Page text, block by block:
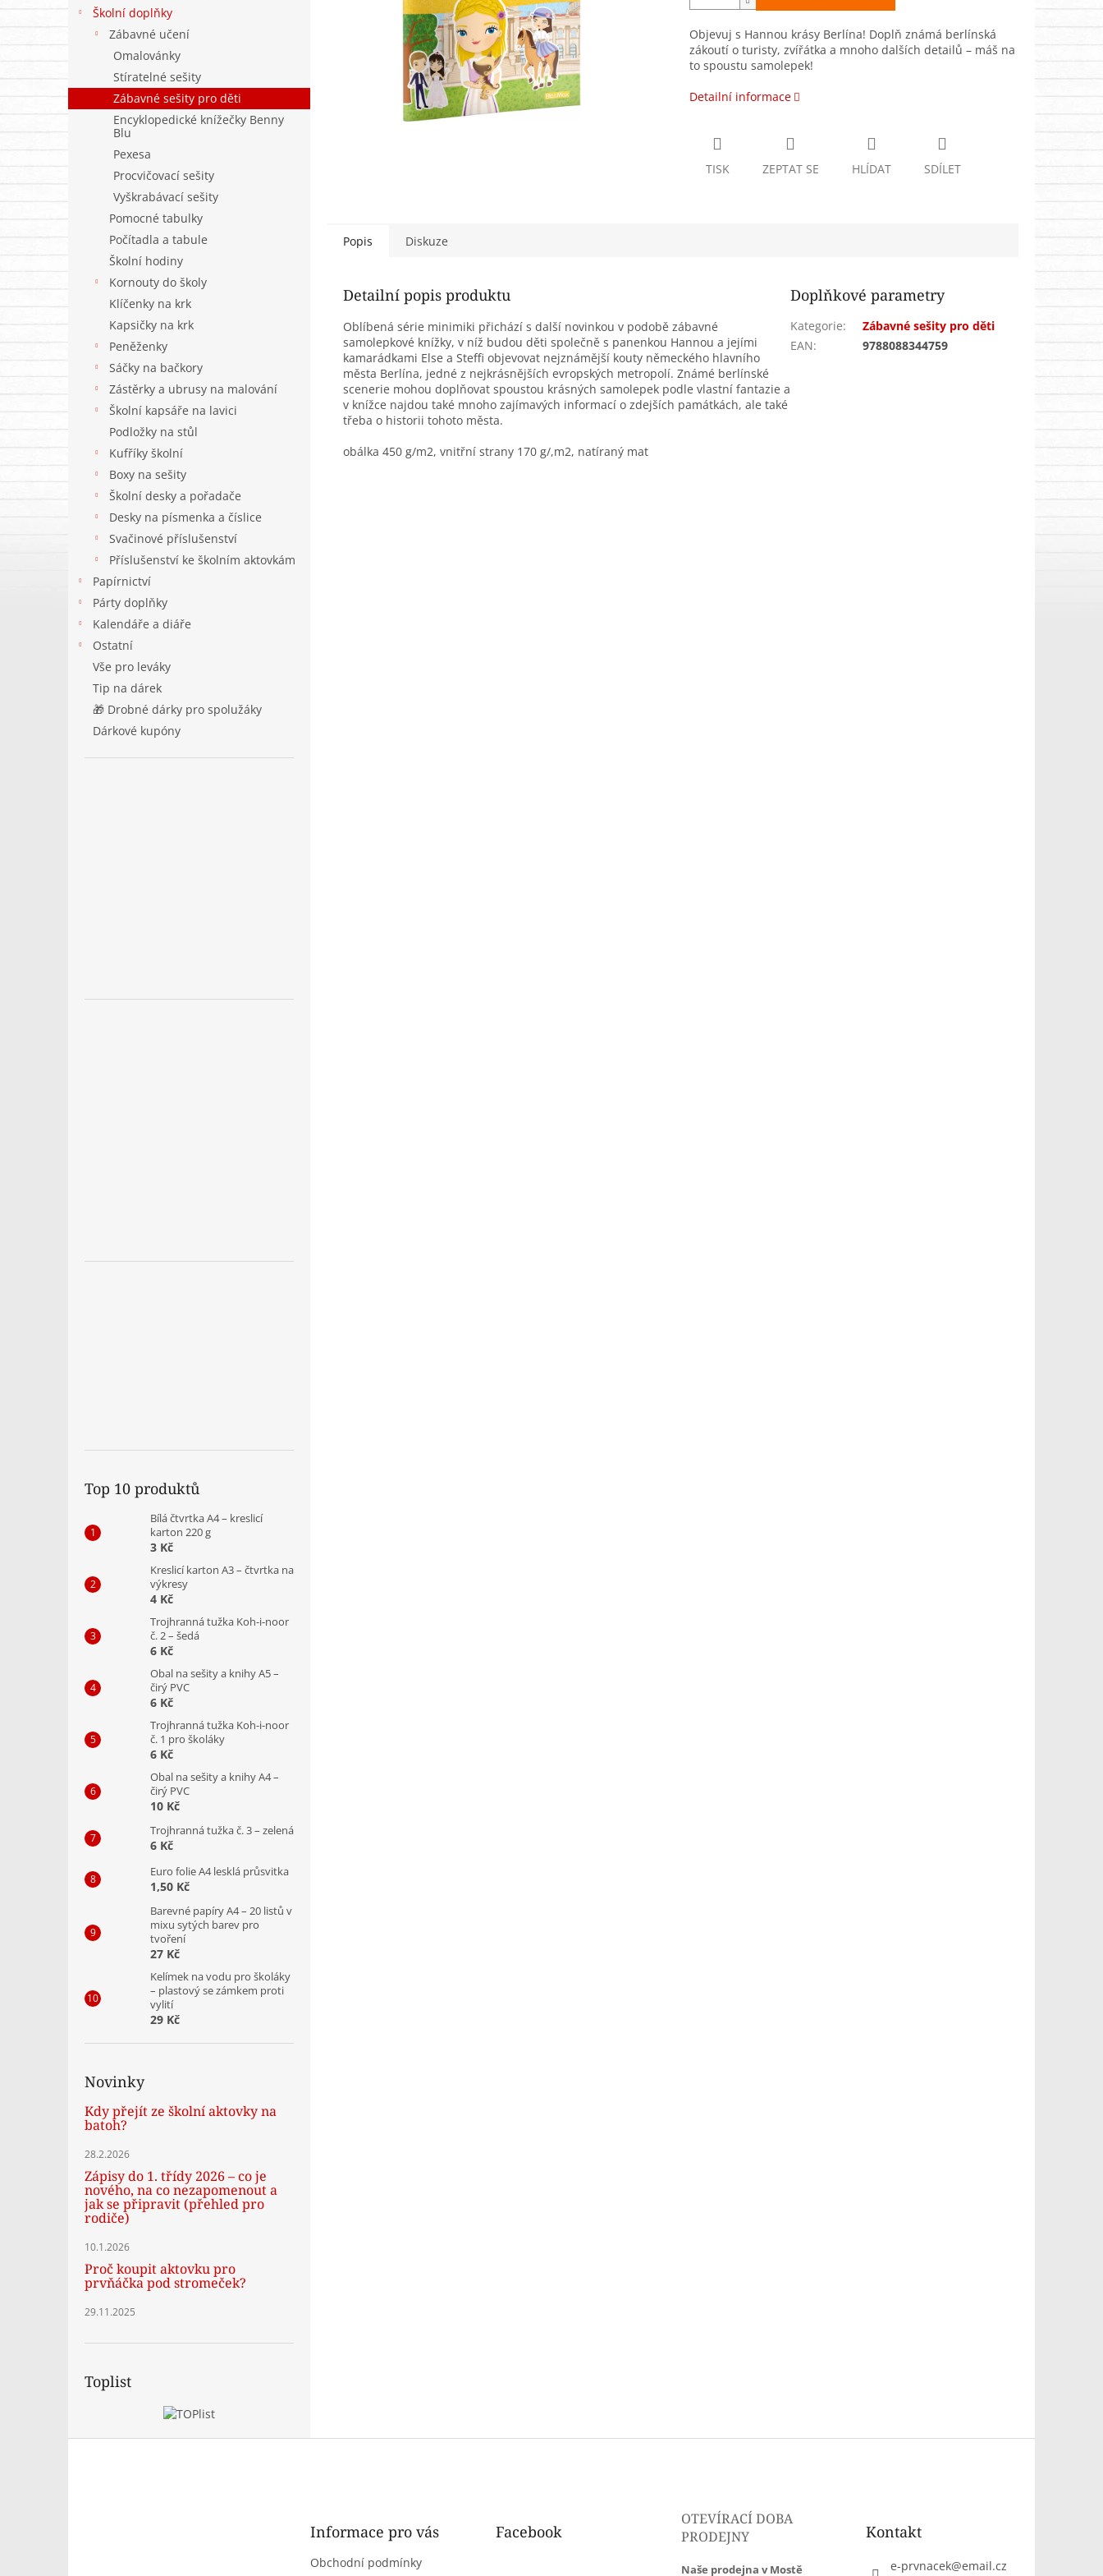
Školní doplňky
Zábavné učení
Omalovánky
Stíratelné sešity
Zábavné sešity pro děti
Encyklopedické knížečky Benny
Blu
Pexesa
Procvičovací sešity
Vyškrabávací sešity
Pomocné tabulky
Počítadla a tabule
Školní hodiny
Kornouty do školy
Klíčenky na krk
Kapsičky na krk
Peněženky
Sáčky na bačkory
Zástěrky a ubrusy na malování
Školní kapsáře na lavici
Podložky na stůl
Kufříky školní
Boxy na sešity
Školní desky a pořadače
Desky na písmenka a číslice
Svačinové příslušenství
Příslušenství ke školním aktovkám
Papírnictví
Párty doplňky
Kalendáře a diáře
Ostatní
Vše pro leváky
Tip na dárek
🎁 Drobné dárky pro spolužáky
Dárkové kupóny
Top 10 produktů
Bílá čtvrtka A4 – kreslicí
karton 220 g
3 Kč
Kreslicí karton A3 – čtvrtka na
výkresy
4 Kč
Trojhranná tužka Koh-i-noor
č. 2 – šedá
6 Kč
Obal na sešity a knihy A5 –
čirý PVC
6 Kč
Trojhranná tužka Koh-i-noor
č. 1 pro školáky
6 Kč
Obal na sešity a knihy A4 –
čirý PVC
10 Kč
Trojhranná tužka č. 3 – zelená
6 Kč
Euro folie A4 lesklá průsvitka
1,50 Kč
Barevné papíry A4 – 20 listů v
mixu sytých barev pro
tvoření
27 Kč
Kelímek na vodu pro školáky
– plastový se zámkem proti
vylití
29 Kč
Novinky
Kdy přejít ze školní aktovky na
batoh?
28.2.2026
Zápisy do 1. třídy 2026 – co je
nového, na co nezapomenout a
jak se připravit (přehled pro
rodiče)
10.1.2026
Proč koupit aktovku pro
prvňáčka pod stromeček?
29.11.2025
Toplist
Objevuj s Hannou krásy Berlína! Doplň známá berlínská
zákoutí o turisty, zvířátka a mnoho dalších detailů – máš na
to spoustu samolepek!
Detailní informace
TISK ZEPTAT SE HLÍDAT SDÍLET
Popis Diskuze
Detailní popis produktu
Oblíbená série minimiki přichází s další novinkou v podobě zábavné
samolepkové knížky, v níž budou děti společně s panenkou Hannou a jejími
kamarádkami Else a Steffi objevovat nejznámější kouty německého hlavního
města Berlína, jedné z nejkrásnějších evropských metropolí. Známé berlínské
scenerie mohou doplňovat spoustou krásných samolepek podle vlastní fantazie a
v knížce najdou také mnoho zajímavých informací o zdejších památkách, ale také
třeba o historii tohoto města.
obálka 450 g/m2, vnitřní strany 170 g/,m2, natíraný mat
Doplňkové parametry
Kategorie:
Zábavné sešity pro děti
EAN: 9788088344759
Informace pro vás
Obchodní podmínky
Facebook
OTEVÍRACÍ DOBA
PRODEJNY
Naše prodejna v Mostě
Kontakt
e-prvnacek@email.cz